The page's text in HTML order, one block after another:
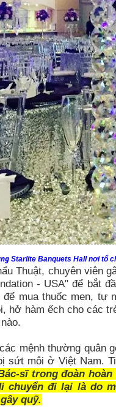
Starlite Banquets Hall nơi tổ
Thuật, chuyên viên
- USA" để bắt
để mua thuốc men,
hở hàm ếch cho các
mệnh thường quân
sứt môi ở Việt Nam.
sĩ trong đoàn
chuyển đi lại là do
quỹ.